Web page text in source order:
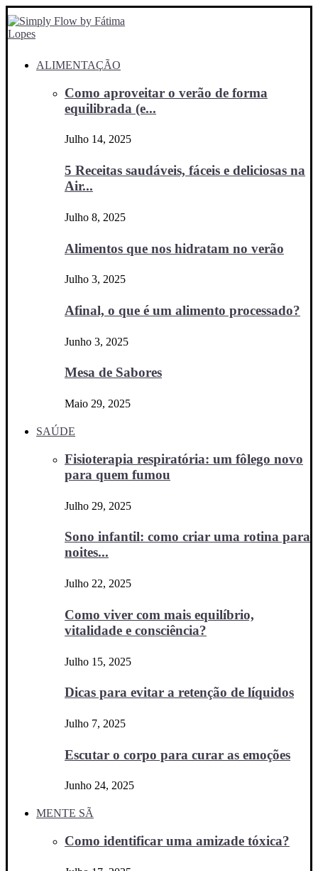
ALIMENTAÇÃO
Como aproveitar o verão de forma
equilibrada (e...
Julho 14, 2025
5 Receitas saudáveis, fáceis e deliciosas na
Air...
Julho 8, 2025
Alimentos que nos hidratam no verão
Julho 3, 2025
Afinal, o que é um alimento processado?
Junho 3, 2025
Mesa de Sabores
Maio 29, 2025
SAÚDE
Fisioterapia respiratória: um fôlego novo
para quem fumou
Julho 29, 2025
Sono infantil: como criar uma rotina para
noites...
Julho 22, 2025
Como viver com mais equilíbrio,
vitalidade e consciência?
Julho 15, 2025
Dicas para evitar a retenção de líquidos
Julho 7, 2025
Escutar o corpo para curar as emoções
Junho 24, 2025
MENTE SÃ
Como identificar uma amizade tóxica?